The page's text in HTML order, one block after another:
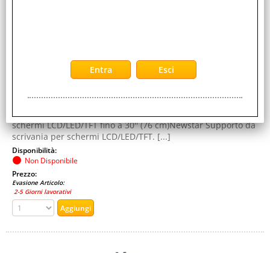
ErgonomiaRegolazione altezza: SiRange di regolazione
180°Rotazione: 360°DesignColore del [...]
FPMA-D935 è un supporto da scrivania con 3 snodi per
schermi LCD/LED/TFT fino a 30'' (76 cm)Newstar Supporto da
scrivania per schermi LCD/LED/TFT. [...]
Disponibilità:
Non Disponibile
Prezzo:
Evasione Articolo:
2-5 Giorni lavorativi